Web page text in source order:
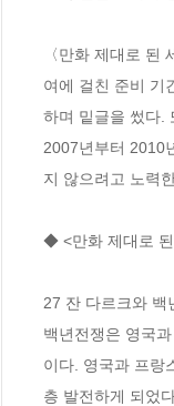
〈만화 제대로 된
여에 걸친 준비 기
하며 밑글을 썼다.
2007년부터 2010
지 않으려고 노력
◆ <만화 제대로
27 잔 다르크와 백
백년전쟁은 영국
이다. 영국과 프랑
층 발전하게 되었